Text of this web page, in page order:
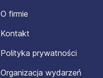
O firmie
Kontakt
Polityka prywatności
Organizacja wydarzeń